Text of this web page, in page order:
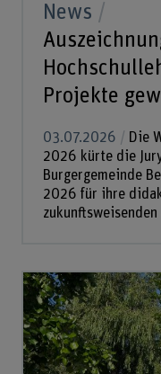
News
Projekte
03.07.2026
Die
2026 kürte die
Burgergemeinde
2026 für ihre
zukunftsweisenden